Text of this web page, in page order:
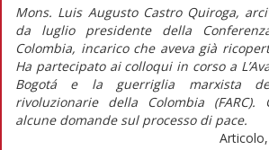
Mons. Luis Augusto Castro Quiroga,
da luglio presidente della
Colombia, incarico che aveva già
Ha partecipato ai colloqui in corso a
Bogotá e la guerriglia marxista
rivoluzionarie della Colombia
alcune domande sul processo di pace.